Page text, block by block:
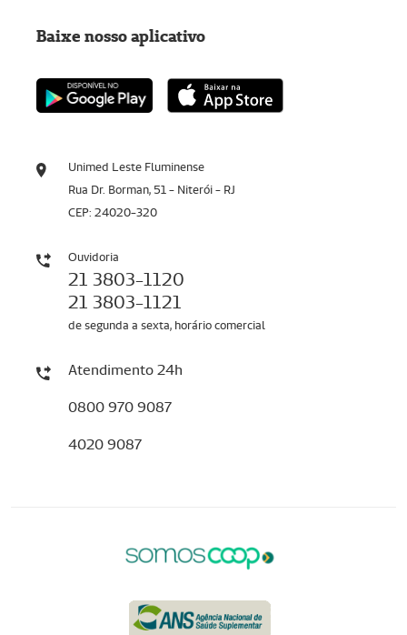
Unimed Leste Fluminense
Rua Dr. Borman, 51 - Niterói - RJ
CEP: 24020-320
Ouvidoria
21 3803-1120
21 3803-1121
de segunda a sexta, horário comercial
Atendimento 24h
0800 970 9087
4020 9087
Baixe nosso aplicativo